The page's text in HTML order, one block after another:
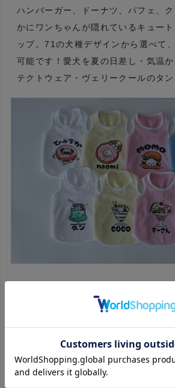
ハンバーガー、ドーナツ、パフェ、
かにワンちゃんが隠れているキュー
ップ。71の犬種デザインから選べて
可能です！愛犬を夏の日差し・気温
テクトウェア・ヴェリークールのタン